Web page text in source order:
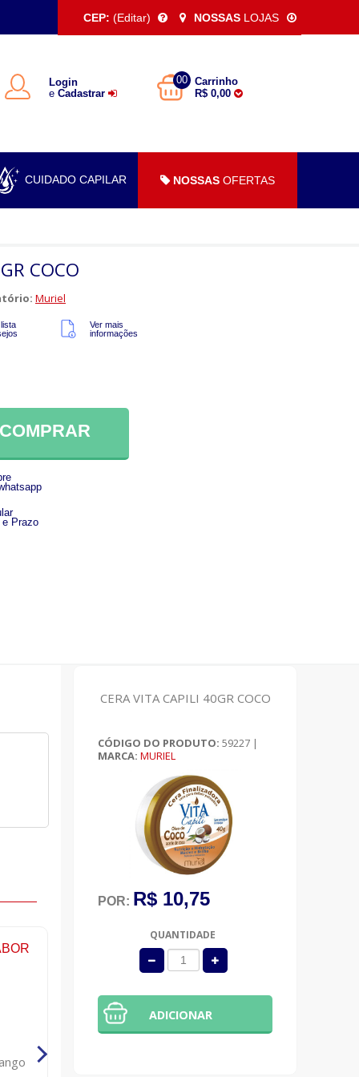
CEP: (Editar) NOSSAS LOJAS
Login
e Cadastrar
00
Carrinho
R$ 0,00
CUIDADO CAPILAR NOSSAS OFERTAS
COCO
Muriel
Ver mais
informações
COMPRAR
e Prazo
CERA VITA CAPILI 40GR COCO
CÓDIGO DO PRODUTO: 59227 |
MARCA: MURIEL
POR: R$ 10,75
QUANTIDADE
ADICIONAR